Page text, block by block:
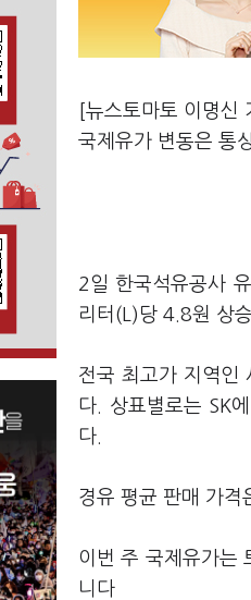
[뉴스토마토 이명신
국제유가 변동은 통
2일 한국석유공사
리터(L)당 4.8원 상
전국 최고가 지역인
다. 상표별로는 SK
다.
경유 평균 판매 가
이번 주 국제유가는
니다